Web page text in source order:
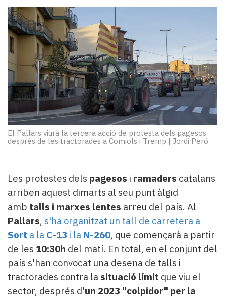
temps
Reportatges
Entrevistes
Enquestes
escena!
Dis
la
Subscriptors
La
newsletter
Contingut
patrocinat
més
llegit...
Editorial
El Pallars viurà la tercera acció de protesta dels pagesos
després de les tractorades a Comiols i Tremp | Jordi Peró
Les protestes dels pagesos i ramaders catalans
arriben aquest dimarts al seu punt àlgid
amb talls i marxes lentes arreu del país. Al
Pallars, s'ha organitzat un tall de carretera a
Sort a la C-13 i la N-260, que començarà a partir
de les 10:30h del matí. En total, en el conjunt del
país s'han convocat una desena de talls i
tractorades contra la situació límit que viu el
sector, després d'un 2023 "colpidor" per la